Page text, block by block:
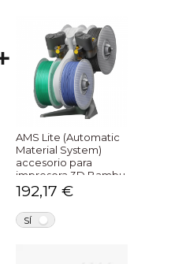
AMS Lite (Automatic
Material System)
accesorio para
impresora 3D Bambu
Lab
192,17 €
SÍ